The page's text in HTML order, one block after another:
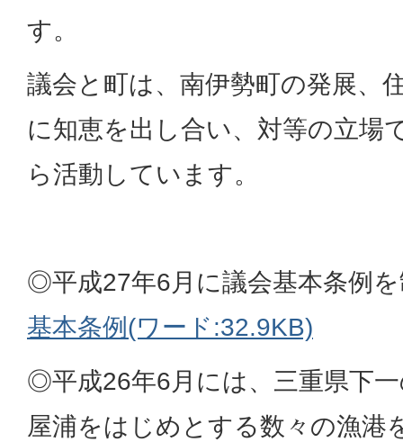
す。
議会と町は、南伊勢町の発展、
に知恵を出し合い、対等の立場
ら活動しています。
◎平成27年6月に議会基本条例
基本条例(ワード:32.9KB)
◎平成26年6月には、三重県下
屋浦をはじめとする数々の漁港